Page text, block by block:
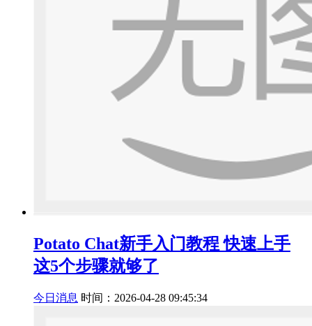
Potato Chat新手入门教程 快速上手
这5个步骤就够了
今日消息 时间：2026-04-28 09:45:34